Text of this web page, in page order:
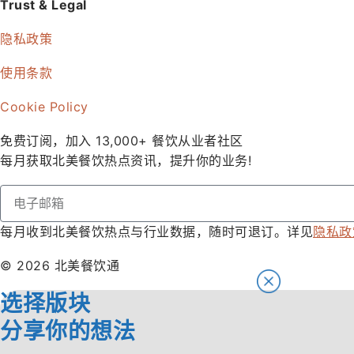
Trust & Legal
隐私政策
使用条款
Cookie Policy
免费订阅，加入 13,000+ 餐饮从业者社区
每月获取北美餐饮热点资讯，提升你的业务!
每月收到北美餐饮热点与行业数据，随时可退订。详见隐私
© 2026 北美餐饮通
选择版块
分享你的想法